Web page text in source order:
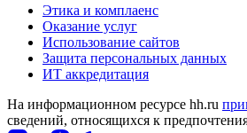
Этика и комплаенс
Оказание услуг
Использование сайтов
Защита персональных данных
ИТ аккредитация
На информационном ресурсе hh.ru
сведений, относящихся к